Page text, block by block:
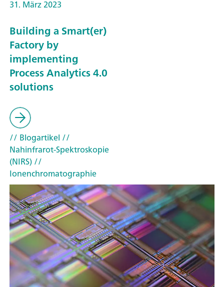
31. März 2023
Building a Smart(er)
Factory by
implementing
Process Analytics 4.0
solutions
// Blogartikel //
Nahinfrarot-Spektroskopie
(NIRS)//
Ionenchromatographie